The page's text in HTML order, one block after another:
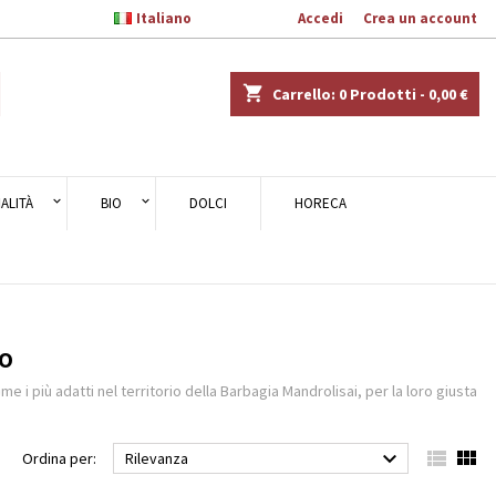
Accedi Crea un account
Italiano
shopping_cart Carrello: 0 Prodotti - 0,00 €
BIO DOLCI HORECA
i più adatti nel territorio della Barbagia Mandrolisai, per la loro giusta
Ordina per: Rilevanza   